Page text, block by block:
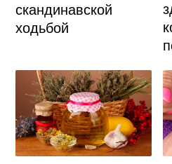
скандинавской
ходьбой